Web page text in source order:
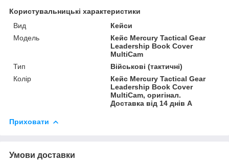
Користувальницькі характеристики
Вид
Кейси
Мoдель
Кейс Mercury Tactical Gear
Leadership Book Cover
MultiCam
Тип
Військові (тактичні)
Колір
Кейс Mercury Tactical Gear
Leadership Book Cover
MultiCam, оригінал.
Доставка від 14 днів A
Приховати
Умови доставки